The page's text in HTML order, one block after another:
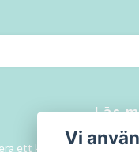
ett konto
Läs
Kontakt
Vi